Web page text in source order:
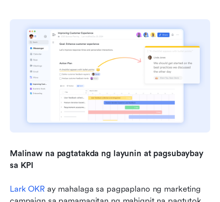
Malinaw na pagtatakda ng layunin at pagsubaybay
sa KPI
Lark OKR ay mahalaga sa pagpaplano ng marketing